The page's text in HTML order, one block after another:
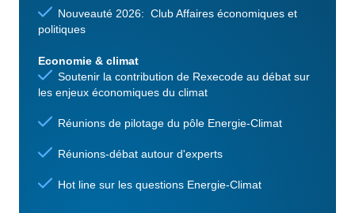
Nouveauté 2026: Club Affaires économiques et
politiques
Economie & climat
Soutenir la contribution de Rexecode au débat sur
les enjeux économiques du climat
Réunions de pilotage du pôle Energie-Climat
Réunions-débat autour d'experts
Hot line sur les questions Energie-Climat